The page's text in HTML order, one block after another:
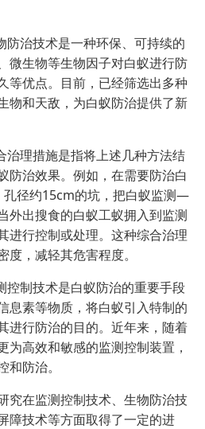
治技术是一种环保、可持续的
微生物等生物因子对白蚁进行防
等优点。目前，已经筛选出多种
物和天敌，为白蚁防治提供了新
理措施是指将上述几种方法结
防治效果。例如，在需要防治白
径约15cm的坑，把白蚁监测—
外出搜食的白蚁工蚁拥入到监测
行控制或处理。这种综合治理
，减轻其危害程度。
制技术是白蚁防治的重要手段
息素等物质，将白蚁引入特制的
进行防治的目的。近年来，随着
为高效和敏感的监测控制装置，
防治。
在监测控制技术、生物防治技
障技术等方面取得了一定的进